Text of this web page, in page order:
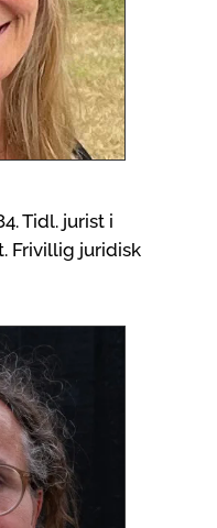
Tidl. jurist i
Frivillig juridisk